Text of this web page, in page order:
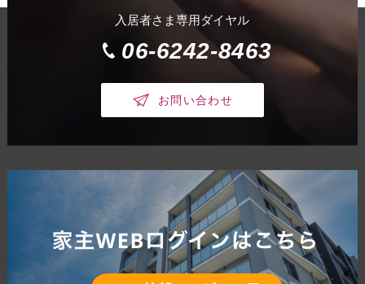
入居者さま専用ダイヤル
06-6242-8463
お問い合わせ